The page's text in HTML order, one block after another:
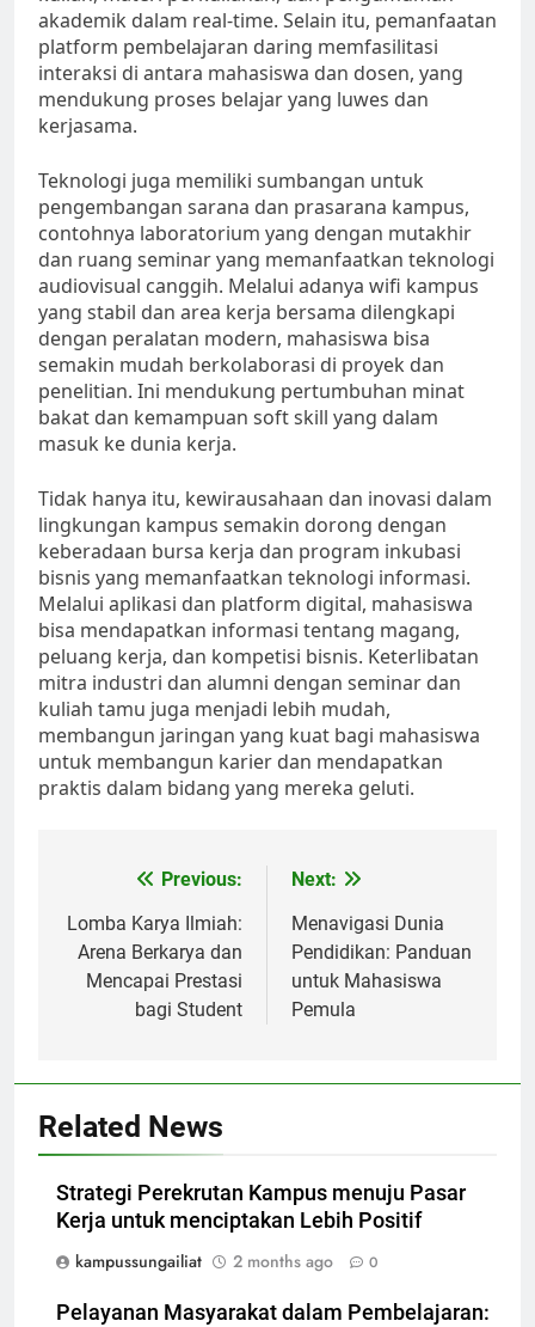
akademik dalam real-time. Selain itu, pemanfaatan
platform pembelajaran daring memfasilitasi
interaksi di antara mahasiswa dan dosen, yang
mendukung proses belajar yang luwes dan
kerjasama.
Teknologi juga memiliki sumbangan untuk
pengembangan sarana dan prasarana kampus,
contohnya laboratorium yang dengan mutakhir
dan ruang seminar yang memanfaatkan teknologi
audiovisual canggih. Melalui adanya wifi kampus
yang stabil dan area kerja bersama dilengkapi
dengan peralatan modern, mahasiswa bisa
semakin mudah berkolaborasi di proyek dan
penelitian. Ini mendukung pertumbuhan minat
bakat dan kemampuan soft skill yang dalam
masuk ke dunia kerja.
Tidak hanya itu, kewirausahaan dan inovasi dalam
lingkungan kampus semakin dorong dengan
keberadaan bursa kerja dan program inkubasi
bisnis yang memanfaatkan teknologi informasi.
Melalui aplikasi dan platform digital, mahasiswa
bisa mendapatkan informasi tentang magang,
peluang kerja, dan kompetisi bisnis. Keterlibatan
mitra industri dan alumni dengan seminar dan
kuliah tamu juga menjadi lebih mudah,
membangun jaringan yang kuat bagi mahasiswa
untuk membangun karier dan mendapatkan
praktis dalam bidang yang mereka geluti.
navigation
Previous:
Lomba Karya Ilmiah:
Arena Berkarya dan
Mencapai Prestasi
bagi Student
Next:
Menavigasi Dunia
Pendidikan: Panduan
untuk Mahasiswa
Pemula
Related News
Strategi Perekrutan Kampus menuju Pasar
Kerja untuk menciptakan Lebih Positif
kampussungailiat
2 months ago 0
Pelayanan Masyarakat dalam Pembelajaran: